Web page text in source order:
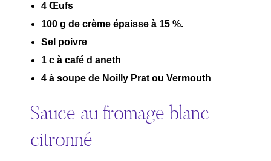
4 Œufs
100 g de crème épaisse à 15 %.
Sel poivre
1 c à café d aneth
4 à soupe de Noilly Prat ou Vermouth
Sauce au fromage blanc
citronné